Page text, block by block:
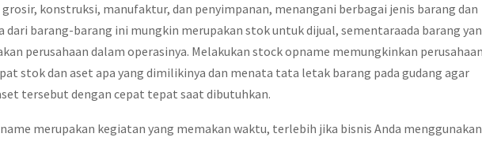
konstruksi, manufaktur, dan penyimpanan, menangani berbagai jenis barang dan
dari barang-barang ini mungkin merupakan stok untuk dijual, sementaraada barang
perusahaan dalam operasinya. Melakukan stock opname memungkinkan perusahaan
stok dan aset apa yang dimilikinya dan menata tata letak barang pada gudang agar
tersebut dengan cepat tepat saat dibutuhkan.
merupakan kegiatan yang memakan waktu, terlebih jika bisnis Anda menggunakan